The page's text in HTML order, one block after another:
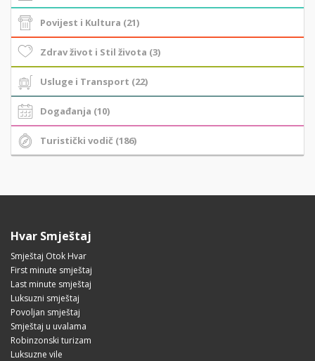
Povijest i Kultura (21)
Zdrav život i Stil života (3)
Usluge i Transport (22)
Događanja (10)
Turistički vodič (186)
Hvar Smještaj
Smještaj Otok Hvar
First minute smještaj
Last minute smještaj
Luksuzni smještaj
Povoljan smještaj
Smještaj u uvalama
Robinzonski turizam
Luksuzne vile